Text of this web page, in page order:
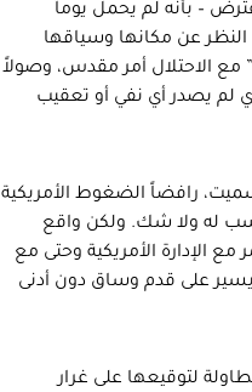
– بأنه لم يحمل يوماً
عن مكانها وسياقها
مع الاحتلال أمر مقدس، وصولاً
التصريح الذي لم يصدر أي نفي أو تعقيب
رافضاً الضغوط الأمريكية
له ولا شك. ولكن واقع
الإدارة الأمريكية وحتى مع
يسير على قدم وساق دون أدنى
لتوقيعها على غرار